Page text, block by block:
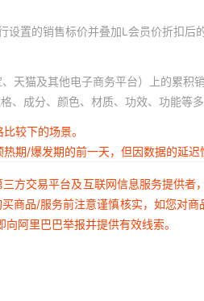
置的销售标价并叠加L会员价折扣后
天猫及其他电子商务平台）上的累积
、成分、颜色、材质、功效、功能等
较下的场景。
期/爆发期的前一天，但因数据的延
方交易平台及互联网信息服务提供
商品/服务前注意谨慎核实，如您对
阿里巴巴举报并提供有效线索。